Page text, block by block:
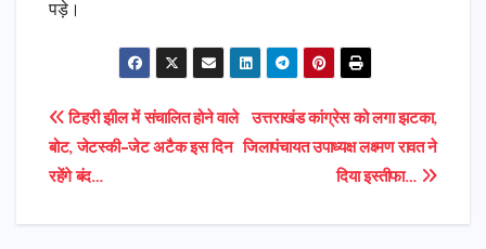
पड़े।
Post
navigation
उत्तराखंड कांग्रेस को लगा झटका,
जिलापंचायत उपाध्यक्ष लक्ष्मण रावत ने
दिया इस्तीफा…
टिहरी झील में संचालित होने वाले
बोट, जेटस्की-जेट अटैक इस दिन
रहेंगे बंद…